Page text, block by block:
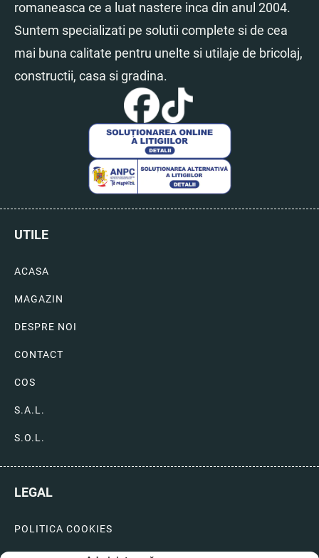
romaneasca ce a luat nastere inca din anul 2004.
Suntem specializati pe solutii complete si de cea
mai buna calitate pentru unelte si utilaje de bricolaj,
constructii, casa si gradina.
UTILE
ACASA
MAGAZIN
DESPRE NOI
CONTACT
COS
S.A.L.
S.O.L.
LEGAL
POLITICA COOKIES